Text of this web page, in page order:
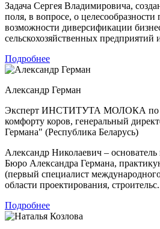
Задача Сергея Владимировича,
поля, в вопросе, о целесообразности
возможности диверсификации
сельскохозяйственных предприятий
Подробнее
Александр Герман
Эксперт ИНСТИТУТА МОЛОКА по
комфорту коров, генеральный
Германа" (Республика Беларусь)
Александр Николаевич –
Бюро Александра Германа,
(первый специалист
области проектирования,
Подробнее